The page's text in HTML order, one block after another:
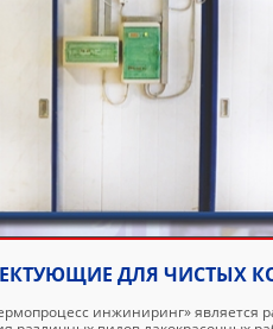
ДЛЯ ЧИСТЫХ
инжиниринг» является